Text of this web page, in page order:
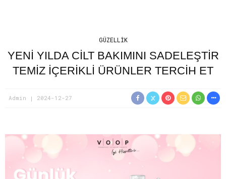
GÜZELLIK
YENI YILDA CILT BAKIMINI SADELEŞTIR
TEMIZ İÇERIKLI ÜRÜNLER TERCIH ET
Admin 2024-12-27